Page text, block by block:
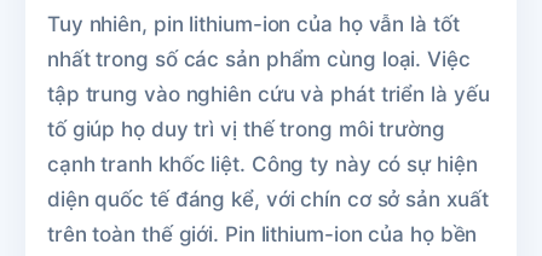
Tuy nhiên, pin lithium-ion của họ vẫn là tốt
nhất trong số các sản phẩm cùng loại. Việc
tập trung vào nghiên cứu và phát triển là yếu
tố giúp họ duy trì vị thế trong môi trường
cạnh tranh khốc liệt. Công ty này có sự hiện
diện quốc tế đáng kể, với chín cơ sở sản xuất
trên toàn thế giới. Pin lithium-ion của họ bền